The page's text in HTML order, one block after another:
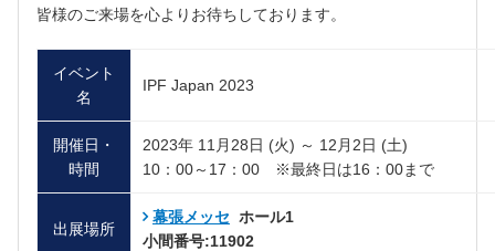
皆様のご来場を心よりお待ちしております。
イベント
名
IPF Japan 2023
開催日・
時間
2023年 11月28日 (火) ～ 12月2日 (土)
10：00～17：00 ※最終日は16：00まで
出展場所
幕張メッセ ホール1
小間番号:11902